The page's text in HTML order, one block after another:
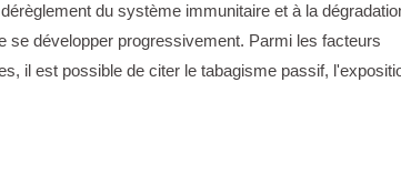
du système immunitaire et à la
se développer progressivement. Parmi les facteurs
il est possible de citer le tabagisme passif,